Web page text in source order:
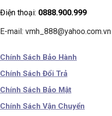
Điện thoại: 0888.900.999
E-mail: vmh_888@yahoo.com.vn
Chính Sách Bảo Hành
Chính Sách Đổi Trả
Chính Sách Bảo Mật
Chính Sách Vận Chuyển